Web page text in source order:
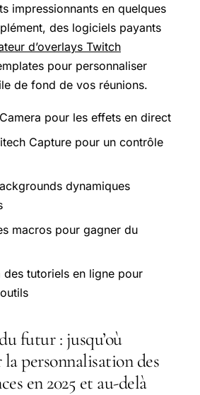
impressionnants en quelques
des logiciels payants
d’overlays Twitch
pour personnaliser
de fond de vos réunions.
pour les effets en direct
Capture pour un contrôle
dynamiques
macros pour gagner du
des tutoriels en ligne pour
futur : jusqu’où
personnalisation des
en 2025 et au-delà